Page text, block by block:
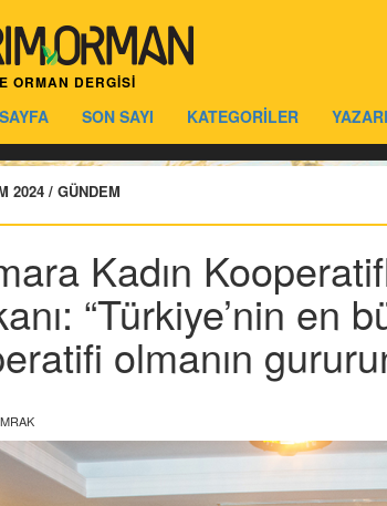
ORMAN DERGİSİ
SON SAYI KATEGORİLER
2024 / GÜNDEM
Kadın
“Türkiye’nin en
olmanın